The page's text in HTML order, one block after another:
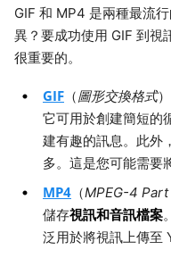
GIF 和 MP4 是兩種最流
異？要成功使用 GIF 到視
很重要的。
GIF （圖形交換格式
它可用於創建簡短的
建有趣的訊息。此外，
多。這是您可能需要
MP4 （MPEG-4 Part
儲存視訊和音訊檔案
泛用於將視訊上傳至